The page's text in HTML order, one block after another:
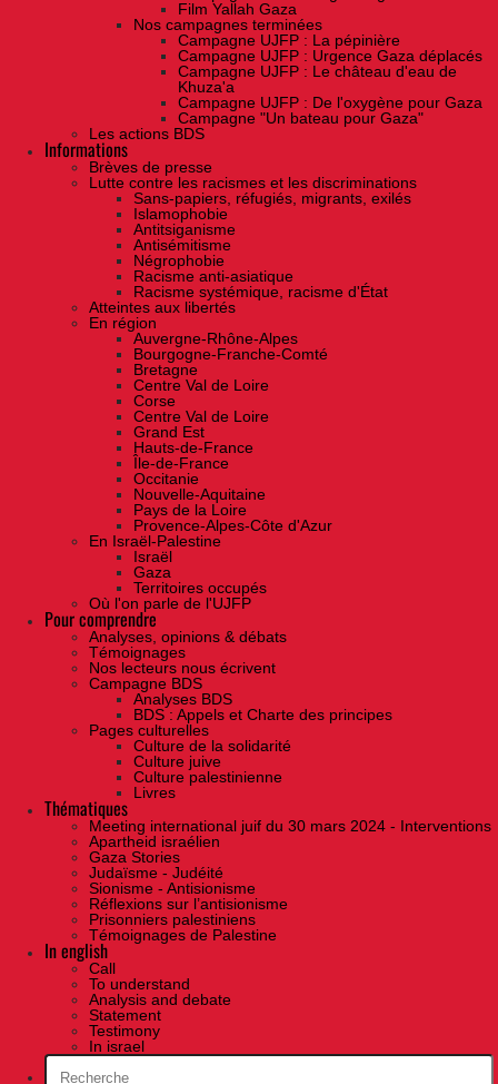
Film Yallah Gaza
Nos campagnes terminées
Campagne UJFP : La pépinière
Campagne UJFP : Urgence Gaza déplacés
Campagne UJFP : Le château d'eau de
Khuza'a
Campagne UJFP : De l'oxygène pour Gaza
Campagne "Un bateau pour Gaza"
Les actions BDS
Informations
Brèves de presse
Lutte contre les racismes et les discriminations
Sans-papiers, réfugiés, migrants, exilés
Islamophobie
Antitsiganisme
Antisémitisme
Négrophobie
Racisme anti-asiatique
Racisme systémique, racisme d'État
Atteintes aux libertés
En région
Auvergne-Rhône-Alpes
Bourgogne-Franche-Comté
Bretagne
Centre Val de Loire
Corse
Centre Val de Loire
Grand Est
Hauts-de-France
Île-de-France
Occitanie
Nouvelle-Aquitaine
Pays de la Loire
Provence-Alpes-Côte d'Azur
En Israël-Palestine
Israël
Gaza
Territoires occupés
Où l'on parle de l'UJFP
Pour comprendre
Analyses, opinions & débats
Témoignages
Nos lecteurs nous écrivent
Campagne BDS
Analyses BDS
BDS : Appels et Charte des principes
Pages culturelles
Culture de la solidarité
Culture juive
Culture palestinienne
Livres
Thématiques
Meeting international juif du 30 mars 2024 - Interventions
Apartheid israélien
Gaza Stories
Judaïsme - Judéité
Sionisme - Antisionisme
Réflexions sur l’antisionisme
Prisonniers palestiniens
Témoignages de Palestine
In english
Call
To understand
Analysis and debate
Statement
Testimony
In israel